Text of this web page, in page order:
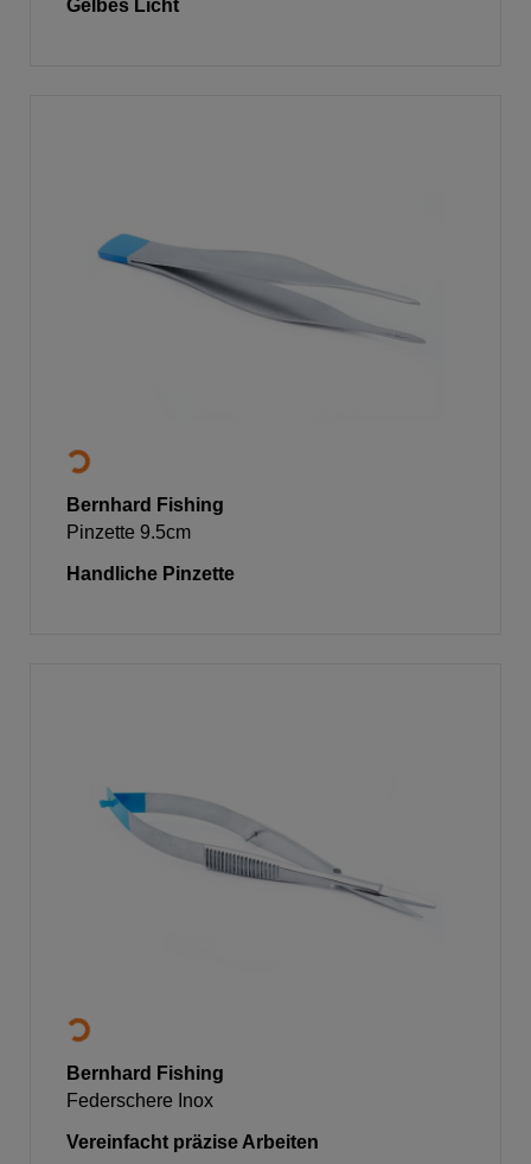
Gelbes Licht
Bernhard Fishing
Pinzette 9.5cm
Handliche Pinzette
Bernhard Fishing
Federschere Inox
Vereinfacht präzise Arbeiten